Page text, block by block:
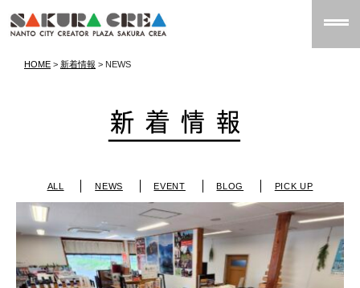
HOME > 新着情報 > NEWS
ALL NEWS EVENT BLOG PICK UP